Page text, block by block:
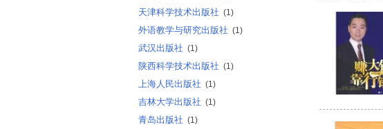
天津科学技术出版社 (1)
外语教学与研究出版社 (1)
武汉出版社 (1)
陕西科学技术出版社 (1)
上海人民出版社 (1)
吉林大学出版社 (1)
青岛出版社 (1)